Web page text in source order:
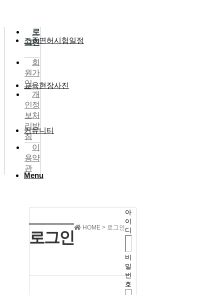
조종면허시험일정
교육현장사진
커뮤니티
Menu
로
그인
회
원가
입
개
인정
보처
리방
침
이
용약
관
로그인
HOME > 로그인
아
이
디
비
밀
번
호